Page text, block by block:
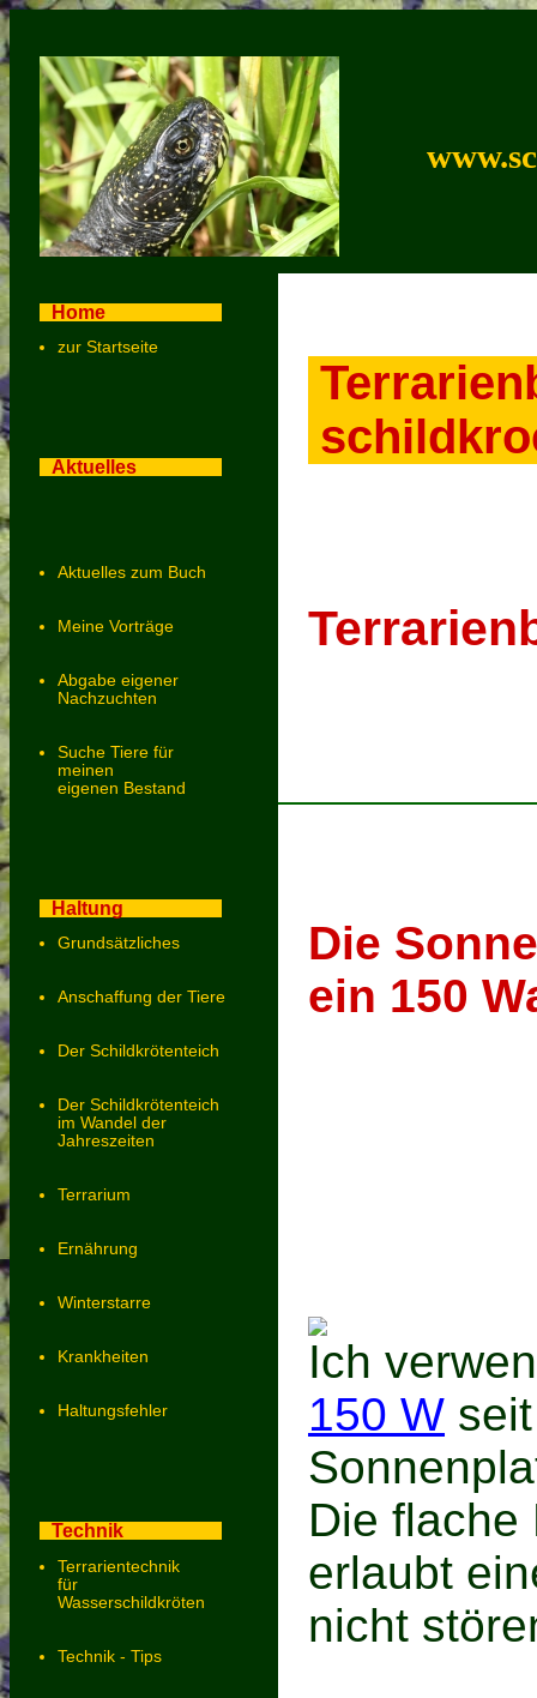
Home
zur Startseite
Aktuelles
Aktuelles zum Buch
Meine Vorträge
Abgabe eigener
Nachzuchten
Suche Tiere für
meinen
eigenen Bestand
Haltung
Grundsätzliches
Anschaffung der Tiere
Der Schildkrötenteich
Der Schildkrötenteich
im Wandel der
Jahreszeiten
Terrarium
Ernährung
Winterstarre
Krankheiten
Haltungsfehler
Technik
Terrarientechnik
für
Wasserschildkröten
Technik - Tips
Die
ein 150
Ich
150 W
Die flache
erlaubt
nicht